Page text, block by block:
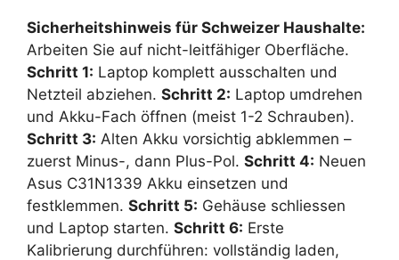
Sicherheitshinweis für Schweizer Haushalte:
Arbeiten Sie auf nicht-leitfähiger Oberfläche.
Schritt 1: Laptop komplett ausschalten und
Netzteil abziehen. Schritt 2: Laptop umdrehen
und Akku-Fach öffnen (meist 1-2 Schrauben).
Schritt 3: Alten Akku vorsichtig abklemmen –
zuerst Minus-, dann Plus-Pol. Schritt 4: Neuen
Asus C31N1339 Akku einsetzen und
festklemmen. Schritt 5: Gehäuse schliessen
und Laptop starten. Schritt 6: Erste
Kalibrierung durchführen: vollständig laden,